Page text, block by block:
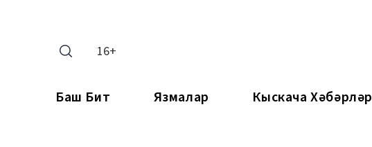
16+
Баш Бит Язмалар Кыскача Хәбәрләр